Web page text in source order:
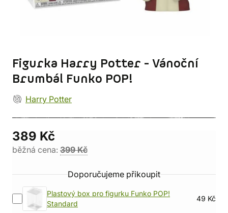
Figurka Harry Potter - Vánoční
Brumbál Funko POP!
Harry Potter
389 Kč
běžná cena: 399 Kč
Doporučujeme přikoupit
Plastový box pro figurku Funko POP!
Standard
49 Kč